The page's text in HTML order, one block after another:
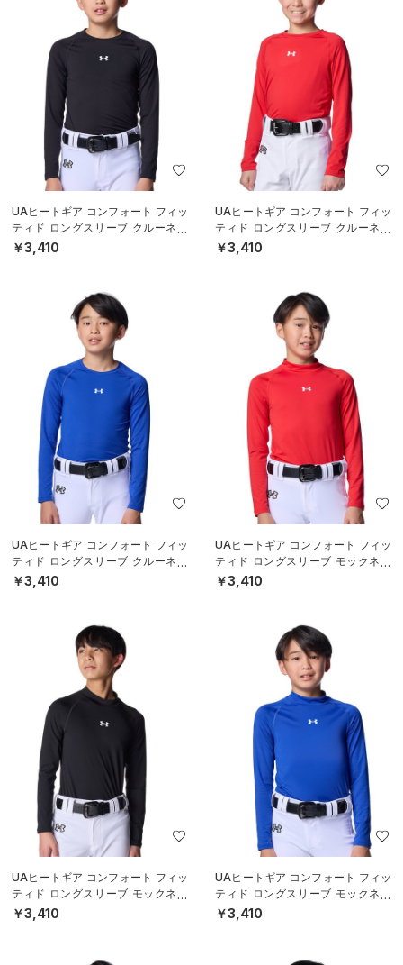
UAヒートギア コンフォート フィッ
ティド ロングスリーブ クルーネッ
ク シャツ（ベースボール/BOYS）
￥3,410
UAヒートギア コンフォート フィッ
ティド ロングスリーブ クルーネッ
ク シャツ（ベースボール/BOYS）
￥3,410
UAヒートギア コンフォート フィッ
ティド ロングスリーブ クルーネッ
ク シャツ（ベースボール/BOYS）
￥3,410
UAヒートギア コンフォート フィッ
ティド ロングスリーブ モックネッ
ク シャツ（ベースボール/BOYS）
￥3,410
UAヒートギア コンフォート フィッ
ティド ロングスリーブ モックネッ
ク シャツ（ベースボール/BOYS）
￥3,410
UAヒートギア コンフォート フィッ
ティド ロングスリーブ モックネッ
ク シャツ（ベースボール/BOYS）
￥3,410